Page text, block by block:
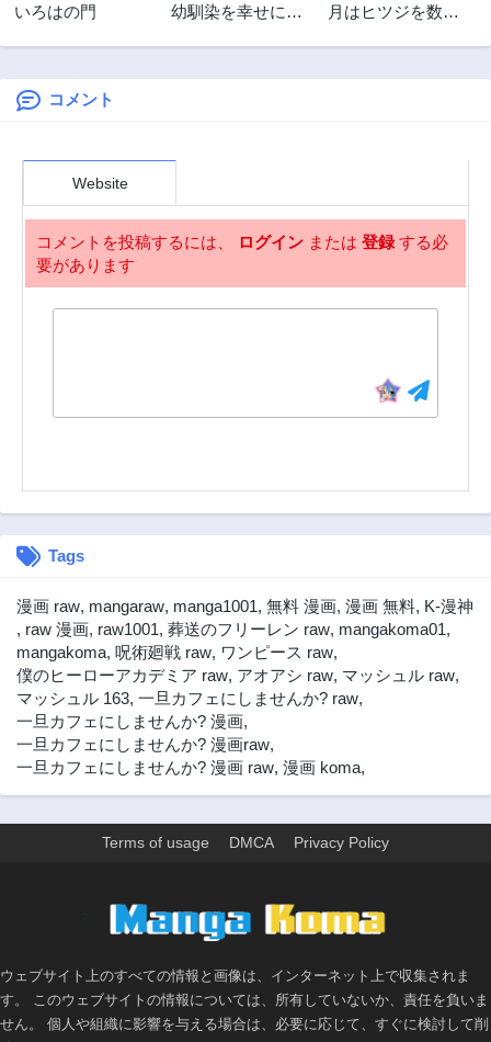
いろはの門
幼馴染を幸せにす
月はヒツジを数え
コメント
Website
コメントを投稿するには、 ログイン または 登録する必
要があります
Tags
漫画 raw, mangaraw, manga1001, 無料 漫画, 漫画 無料, K-漫神
, raw 漫画, raw1001, 葬送のフリーレン raw, mangakoma01,
mangakoma, 呪術廻戦 raw, ワンピース raw,
僕のヒーローアカデミア raw, アオアシ raw, マッシュル raw,
マッシュル 163, 一旦カフェにしませんか? raw,
一旦カフェにしませんか? 漫画,
一旦カフェにしませんか? 漫画raw,
一旦カフェにしませんか? 漫画 raw, 漫画 koma,
Terms of usage DMCA Privacy Policy
ウェブサイト上のすべての情報と画像は、インターネット上で収集されま
す。 このウェブサイトの情報については、所有していないか、責任を負いま
せん。 個人や組織に影響を与える場合は、必要に応じて、すぐに検討して削